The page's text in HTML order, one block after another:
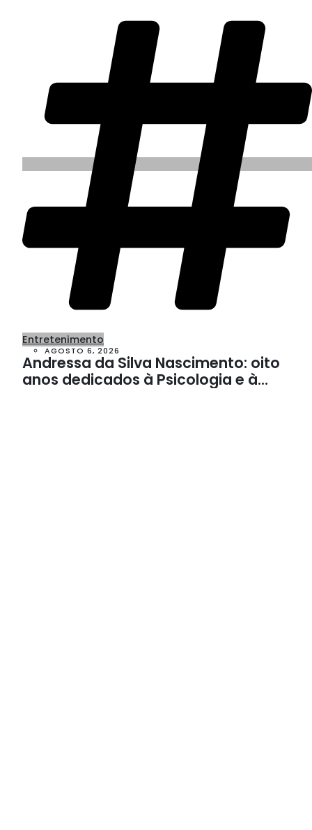
Entretenimento
AGOSTO 6, 2026
Andressa da Silva Nascimento: oito
anos dedicados à Psicologia e à